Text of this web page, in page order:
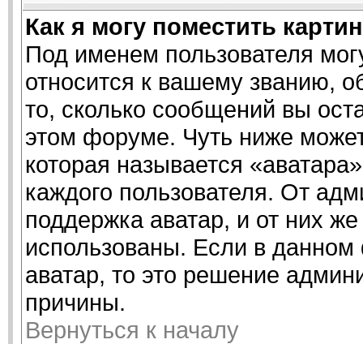
Как я могу поместить
Под именем пользователя
относится к вашему званию,
то, сколько сообщений вы
этом форуме. Чуть ниже
которая называется
каждого пользователя. От
поддержка аватар, и от них
использованы. Если в
аватар, то это решение
причины.
Вернуться к началу